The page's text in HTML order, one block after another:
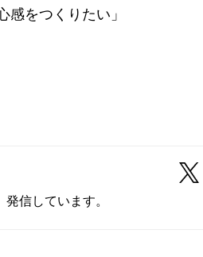
感をつくりたい」
信しています。